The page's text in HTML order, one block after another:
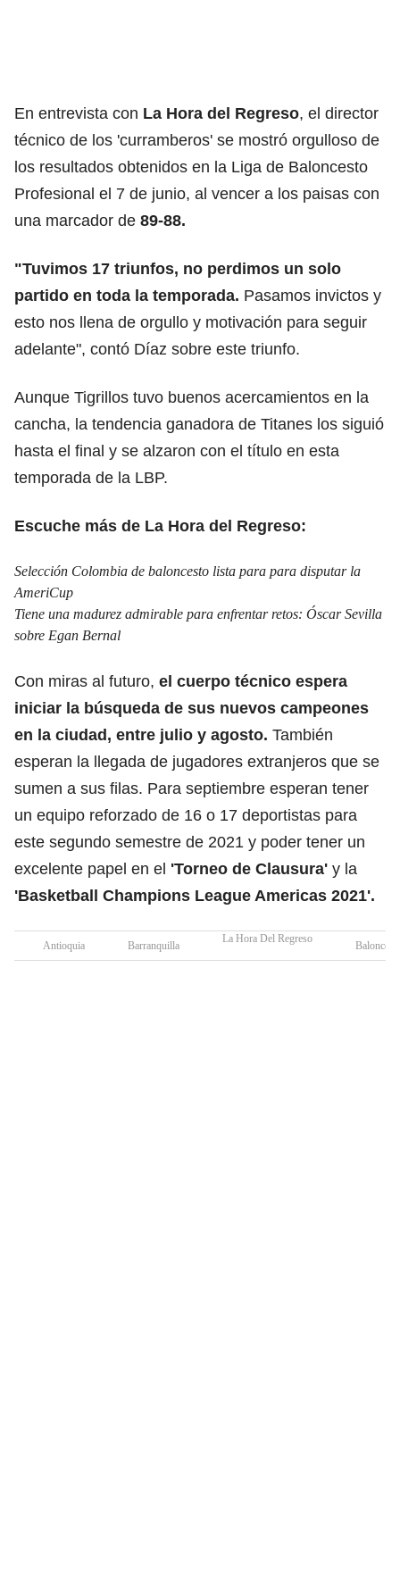
En entrevista con La Hora del Regreso, el director
técnico de los 'curramberos' se mostró orgulloso de
los resultados obtenidos en la Liga de Baloncesto
Profesional el 7 de junio, al vencer a los paisas con
una marcador de 89-88.
"Tuvimos 17 triunfos, no perdimos un solo
partido en toda la temporada. Pasamos invictos y
esto nos llena de orgullo y motivación para seguir
adelante", contó Díaz sobre este triunfo.
Aunque Tigrillos tuvo buenos acercamientos en la
cancha, la tendencia ganadora de Titanes los siguió
hasta el final y se alzaron con el título en esta
temporada de la LBP.
Escuche más de La Hora del Regreso:
Selección Colombia de baloncesto lista para para disputar la
AmeriCup
Tiene una madurez admirable para enfrentar retos: Óscar Sevilla
sobre Egan Bernal
Con miras al futuro, el cuerpo técnico espera
iniciar la búsqueda de sus nuevos campeones
en la ciudad, entre julio y agosto. También
esperan la llegada de jugadores extranjeros que se
sumen a sus filas. Para septiembre esperan tener
un equipo reforzado de 16 o 17 deportistas para
este segundo semestre de 2021 y poder tener un
excelente papel en el 'Torneo de Clausura' y la
'Basketball Champions League Americas 2021'.
Antioquia Barranquilla
La Hora Del Regreso